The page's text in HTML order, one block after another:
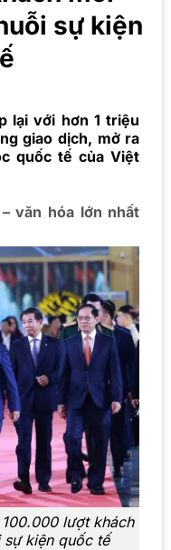
sự kiện
lại với hơn 1 triệu
giao dịch, mở ra
quốc tế của Việt
văn hóa lớn nhất
lượt khách
kiện quốc tế